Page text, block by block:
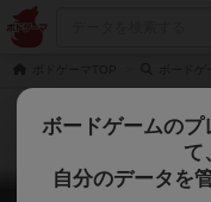
ボードゲームのプ
て
自分のデータを